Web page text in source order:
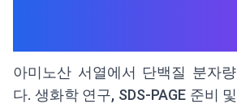
아미노산 서열에서 단백질 분자
다. 생화학 연구, SDS-PAGE 준비